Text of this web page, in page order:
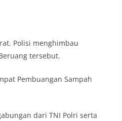
Polisi menghimbau
tersebut.
Pembuangan Sampah
dari TNI Polri serta